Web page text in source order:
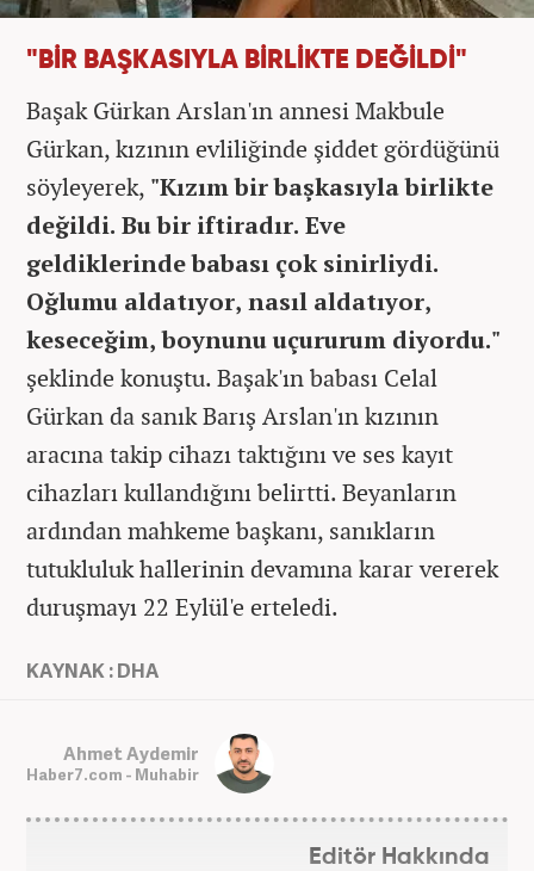
"BİR BAŞKASIYLA BİRLİKTE DEĞİLDİ"
Başak Gürkan Arslan'ın annesi Makbule
Gürkan, kızının evliliğinde şiddet gördüğünü
söyleyerek, "Kızım bir başkasıyla birlikte
değildi. Bu bir iftiradır. Eve
geldiklerinde babası çok sinirliydi.
Oğlumu aldatıyor, nasıl aldatıyor,
keseceğim, boynunu uçururum diyordu."
şeklinde konuştu. Başak'ın babası Celal
Gürkan da sanık Barış Arslan'ın kızının
aracına takip cihazı taktığını ve ses kayıt
cihazları kullandığını belirtti. Beyanların
ardından mahkeme başkanı, sanıkların
tutukluluk hallerinin devamına karar vererek
duruşmayı 22 Eylül'e erteledi.
KAYNAK : DHA
Ahmet Aydemir
Haber7.com - Muhabir
Editör Hakkında